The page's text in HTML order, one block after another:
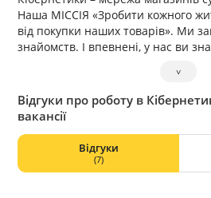
Наша МІССІЯ «Зробити кожного
від покупки наших товарів». Ми
знайомств. І впевнені, у нас ви
˅
Відгуки про роботу в
вакансії
Відгуки
(7)